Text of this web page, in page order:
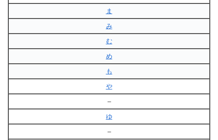
ま
み
む
め
も
や
–
ゆ
–